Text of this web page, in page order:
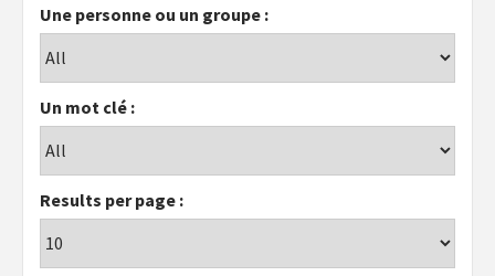
Une personne ou un groupe :
Un mot clé :
Results per page :